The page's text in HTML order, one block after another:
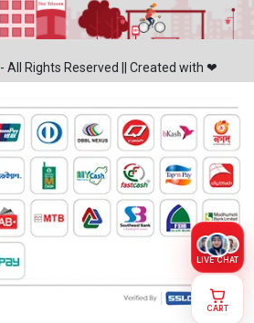
- All Rights Reserved || Created with ❤
LIVE CHAT
CART